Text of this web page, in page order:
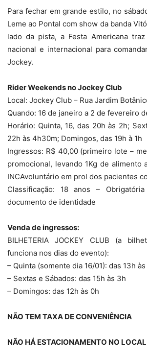
Para fechar em grande estilo, no
Leme ao Pontal com show da banda
lado da pista, a Festa Americana
nacional e internacional para
Jockey.
Rider Weekends no Jockey Club
Local: Jockey Club – Rua Jardim
Quando: 16 de janeiro a 2 de fevereiro
Horário: Quinta, 16, das 20h às 2h;
22h às 4h30m; Domingos, das 19h à 1h
Ingressos: R$ 40,00 (primeiro lote –
promocional, levando 1Kg de alimento
INCAvoluntário em prol dos pacientes
Classificação: 18 anos –
documento de identidade
Venda de ingressos:
BILHETERIA JOCKEY CLUB (a
funciona nos dias do evento):
– Quinta (somente dia 16/01): das 13h às
– Sextas e Sábados: das 15h às 3h
– Domingos: das 12h às 0h
NÃO TEM TAXA DE CONVENIÊNCIA
NÃO HÁ ESTACIONAMENTO NO LOCAL